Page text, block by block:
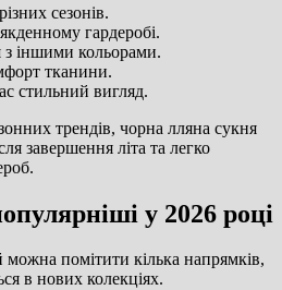
сезонів.
гардеробі.
іншими кольорами.
тканини.
стильний вигляд.
трендів, чорна лляна сукня
завершення літа та легко
у 2026 році
помітити кілька напрямків,
в нових колекціях.